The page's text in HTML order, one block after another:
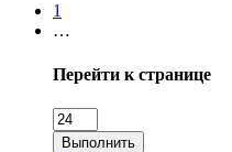
1
…
Перейти к странице
Выполнить